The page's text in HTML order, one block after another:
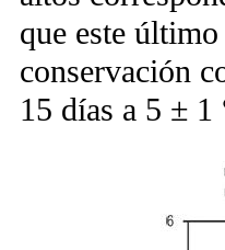
que este
conservación
15 días a 5 ± 1